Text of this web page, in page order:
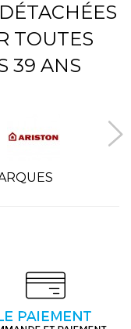
TOUTES
39 ANS